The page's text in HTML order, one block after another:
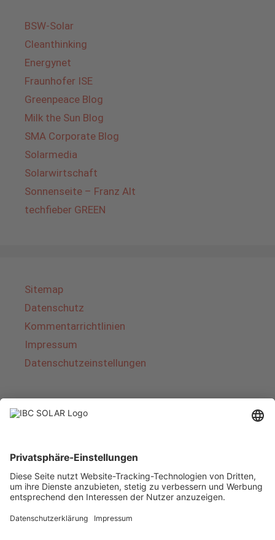
BSW-Solar
Cleanthinking
Energynet
Fraunhofer ISE
Greenpeace Blog
Milk the Sun Blog
SMA Corporate Blog
Solarmedia
Solarwirtschaft
Sonnenseite – Franz Alt
techfieber GREEN
Sitemap
Datenschutz
Kommentarrichtlinien
Impressum
Datenschutzeinstellungen
Über IBC SOLAR
von Energielösungen und Dienstleistungen im
Bereich Photovoltaik und Speicher. Das
Unternehmen bietet Komplettsysteme an und
deckt das gesamte Spektrum von der Planung
bis zur schlüsselfertigen Übergabe von